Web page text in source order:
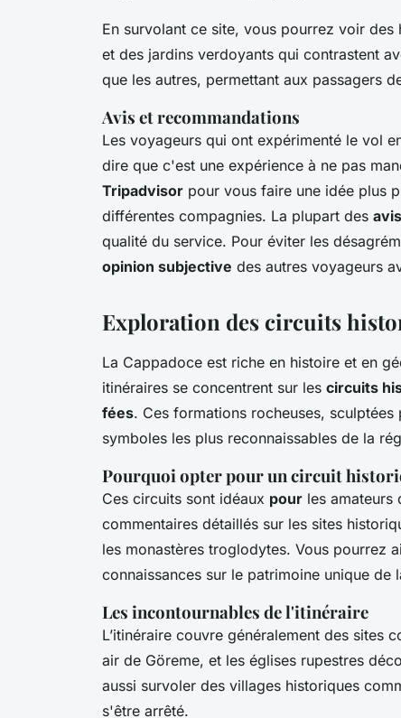
En survolant ce site, vous pourrez voir
et des jardins verdoyants qui contrastent
que les autres, permettant aux passagers
Avis et recommandations
Les voyageurs qui ont expérimenté le vol
dire que c'est une expérience à ne pas
Tripadvisor pour vous faire une idée plus
différentes compagnies. La plupart des avis
qualité du service. Pour éviter les
opinion subjective des autres voyageurs
Exploration des circuits
La Cappadoce est riche en histoire et en
itinéraires se concentrent sur les circuits
fées. Ces formations rocheuses,
symboles les plus reconnaissables de la
Pourquoi opter pour un circuit
Ces circuits sont idéaux pour les amateurs
commentaires détaillés sur les sites
les monastères troglodytes. Vous pourrez
connaissances sur le patrimoine unique de
Les incontournables de l'itinéraire
L’itinéraire couvre généralement des sites
air de Göreme, et les églises rupestres
aussi survoler des villages historiques
s'être arrêté.